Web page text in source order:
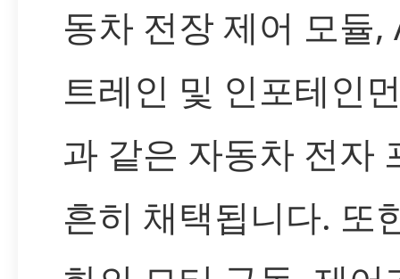
동차 전장 제어 모듈,
트레인 및 인포테인
과 같은 자동차 전자
흔히 채택됩니다. 또